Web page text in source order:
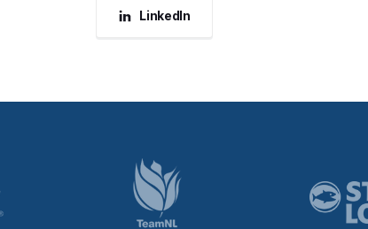
LinkedIn